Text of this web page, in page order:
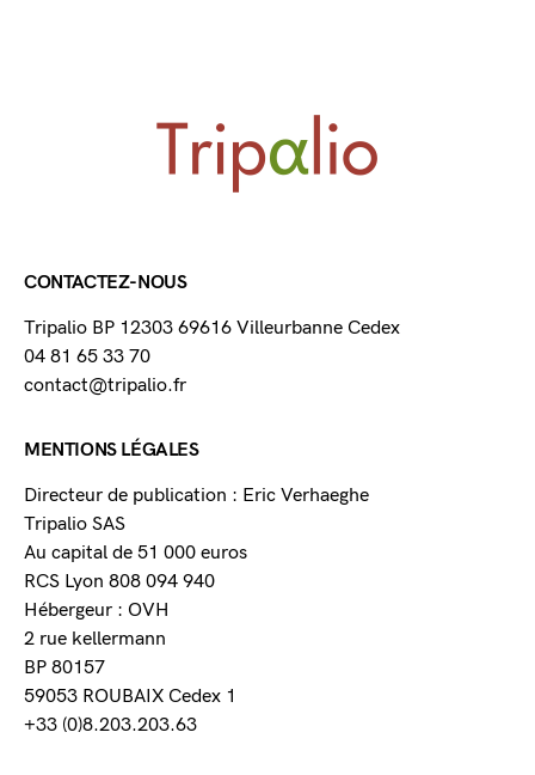
CONTACTEZ-NOUS
Tripalio BP 12303 69616 Villeurbanne Cedex
04 81 65 33 70
contact@tripalio.fr
MENTIONS LÉGALES
Directeur de publication : Eric Verhaeghe
Tripalio SAS
Au capital de 51 000 euros
RCS Lyon 808 094 940
Hébergeur : OVH
2 rue kellermann
BP 80157
59053 ROUBAIX Cedex 1
+33 (0)8.203.203.63